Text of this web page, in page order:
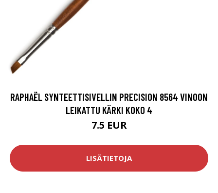
RAPHAËL SYNTEETTISIVELLIN PRECISION 8564 VINOON
LEIKATTU KÄRKI KOKO 4
7.5 EUR
LISÄTIETOJA